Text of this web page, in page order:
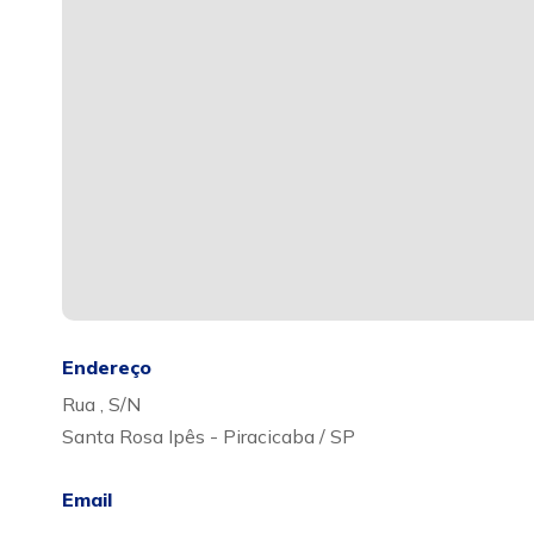
Endereço
Rua , S/N
Santa Rosa Ipês - Piracicaba / SP
Email